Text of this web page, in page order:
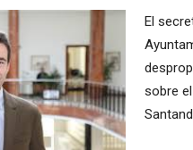
El
sobre